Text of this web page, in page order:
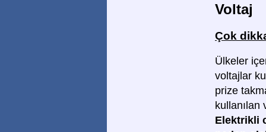
Voltaj
Çok
Ülkeler
voltajlar
prize
kullanılan
Elektrikli